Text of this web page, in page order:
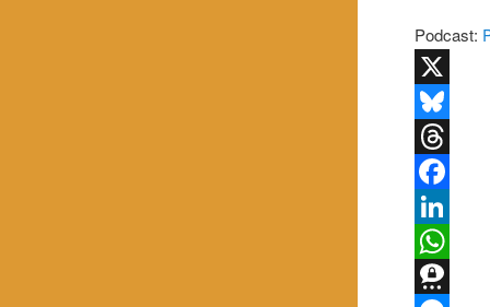
Podcast:
X
Bluesky
Threads
Facebook
LinkedIn
WhatsApp